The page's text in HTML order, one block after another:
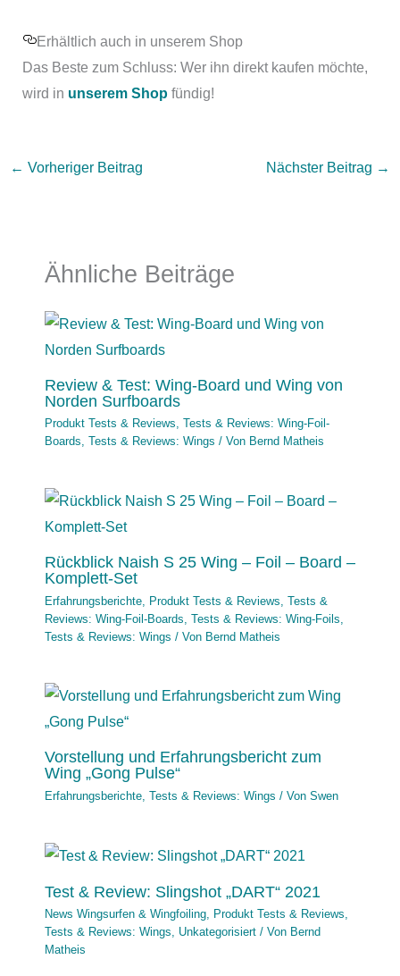
Erhältlich auch in unserem Shop
Das Beste zum Schluss: Wer ihn direkt kaufen möchte,
wird in unserem Shop fündig!
← Vorheriger Beitrag Nächster Beitrag →
Ähnliche Beiträge
Review & Test: Wing-Board und Wing von
Norden Surfboards
Produkt Tests & Reviews, Tests & Reviews: Wing-Foil-
Boards, Tests & Reviews: Wings / Von Bernd Matheis
Rückblick Naish S 25 Wing – Foil – Board –
Komplett-Set
Erfahrungsberichte, Produkt Tests & Reviews Tests &
Reviews: Wing-Foil-Boards Tests & Reviews: Wing-Foils
Tests & Reviews: Wings / Von Bernd Matheis
Vorstellung und Erfahrungsbericht zum
Wing „Gong Pulse“
Erfahrungsberichte, Tests & Reviews: Wings / Von Swen
Test & Review: Slingshot „DART“ 2021
News Wingsurfen & Wingfoiling, Produkt Tests & Reviews,
Tests & Reviews: Wings, Unkategorisiert/ Von Bernd
Matheis